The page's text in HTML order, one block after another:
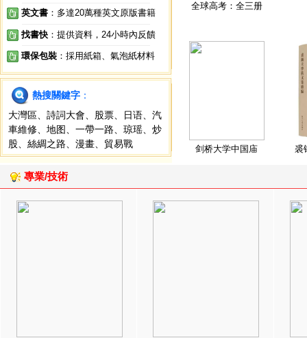
英文書 ：多達20萬種英文原版書籍
找書快 ：提供資料，24小時內反饋
環保包裝 ：採用紙箱、氣泡紙材料
熱搜關鍵字 ：
大灣區
詩詞大會 股票 日语
汽
車維修
地图 一帶一路 琼瑶
炒
股
絲綢之路 漫畫 貿易戰
全球高考：全三册
剑桥大学中国庙 裘
專業/技術